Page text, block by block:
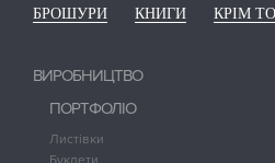
БРОШУРИ
КНИГИ КРІМ
ВИРОБНИЦТВО
ПОРТФОЛІО
Листівки